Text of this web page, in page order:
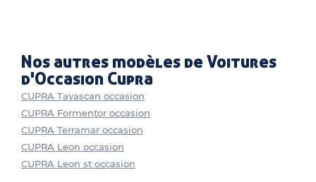
Nos autres modèles de Voitures
d'Occasion Cupra
CUPRA Tavascan occasion
CUPRA Formentor occasion
CUPRA Terramar occasion
CUPRA Leon occasion
CUPRA Leon st occasion